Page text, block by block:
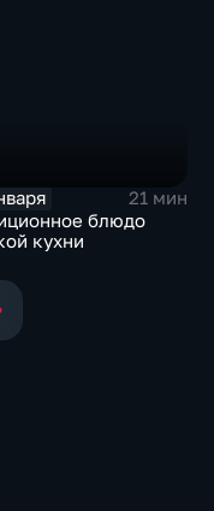
21 мин
блюдо
кухни